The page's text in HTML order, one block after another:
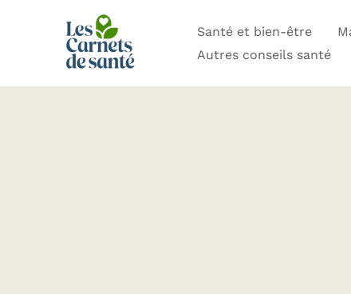
Santé et bien-être
Autres conseils santé